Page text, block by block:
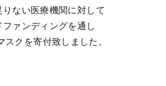
りない医療機関に対して
ファンディングを通し
スクを寄付致しました。